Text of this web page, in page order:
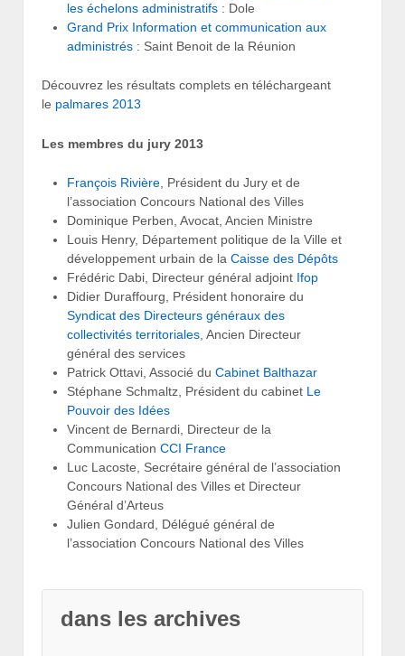
les échelons administratifs : Dole
Grand Prix Information et communication aux
administrés : Saint Benoit de la Réunion
Découvrez les résultats complets en téléchargeant
le palmares 2013
Les membres du jury 2013
François Rivière , Président du Jury et de
l’association Concours National des Villes
Dominique Perben, Avocat, Ancien Ministre
Louis Henry, Département politique de la Ville et
développement urbain de la Caisse des Dépôts
Frédéric Dabi, Directeur général adjoint Ifop
Didier Duraffourg, Président honoraire du
Syndicat des Directeurs généraux des
collectivités territoriales , Ancien Directeur
général des services
Patrick Ottavi, Associé du Cabinet Balthazar
Stéphane Schmaltz, Président du cabinet Le
Pouvoir des Idées
Vincent de Bernardi, Directeur de la
Communication CCI France
Luc Lacoste, Secrétaire général de l’association
Concours National des Villes et Directeur
Général d’Arteus
Julien Gondard, Délégué général de
l’association Concours National des Villes
dans les archives